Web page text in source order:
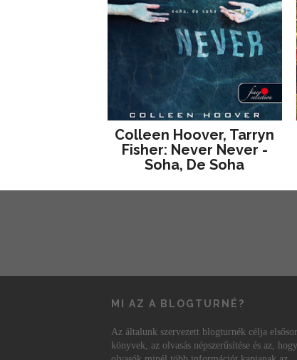
Colleen Hoover, Tarryn
Fisher: Never Never -
Soha, De Soha
MI AZ A BLOGTURNÉ?
Az általunk szervezett blogturnék célja
könyvek, az olvasás népszerűsítése és az,